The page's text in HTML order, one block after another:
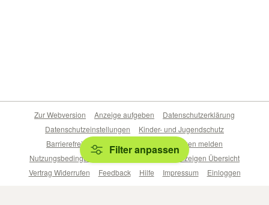
Filter anpassen
Zur Webversion Anzeige aufgeben
Datenschutzerklärung
Datenschutzeinstellungen
Kinder- und Jugendschutz
Barrierefreiheitserklärung
Sicherheitslücken melden
Nutzungsbedingungen
Beliebte Suchen
Anzeigen Übersicht
Vertrag Widerrufen
Feedback Hilfe Impressum Einloggen